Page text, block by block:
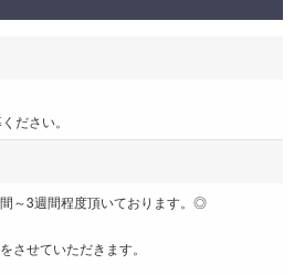
ださい。
～3週間程度頂いております。◎
させていただきます。